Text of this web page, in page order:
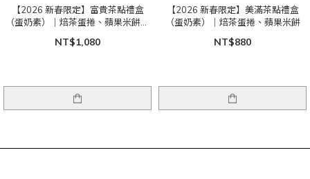
【2026 新春限定】富貴茶點禮盒
（蛋奶素）｜焙茶蛋捲、蘋果米餅、
紅茶牛軋糖、普洱茶
NT$1,080
【2026 新春限定】美滿茶點禮盒
（蛋奶素）｜焙茶蛋捲、蘋果米餅
NT$880